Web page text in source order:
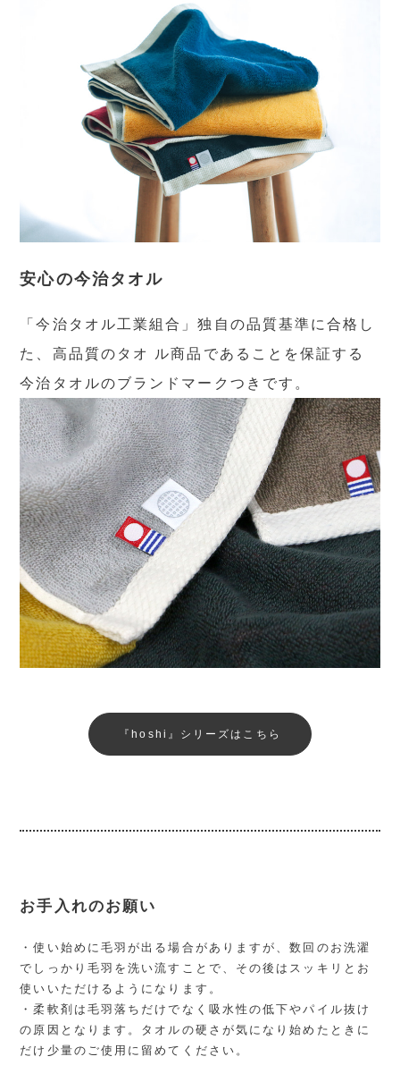
安心の今治タオル
「今治タオル工業組合」独自の品質基準に合格し
た、高品質のタオ ル商品であることを保証する
今治タオルのブランドマークつきです。
『hoshi』シリーズはこちら
お手入れのお願い
・使い始めに毛羽が出る場合がありますが、数回のお洗濯
でしっかり毛羽を洗い流すことで、その後はスッキリとお
使いいただけるようになります。
・柔軟剤は毛羽落ちだけでなく吸水性の低下やパイル抜け
の原因となります。タオルの硬さが気になり始めたときに
だけ少量のご使用に留めてください。